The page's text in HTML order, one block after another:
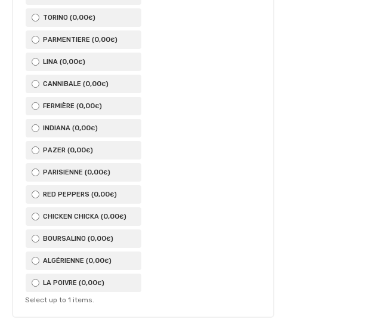
TORINO (0,00€)
PARMENTIERE (0,00€)
LINA (0,00€)
CANNIBALE (0,00€)
FERMIÈRE (0,00€)
INDIANA (0,00€)
PAZER (0,00€)
PARISIENNE (0,00€)
RED PEPPERS (0,00€)
CHICKEN CHICKA (0,00€)
BOURSALINO (0,00€)
ALGÉRIENNE (0,00€)
LA POIVRE (0,00€)
Select up to 1 items.